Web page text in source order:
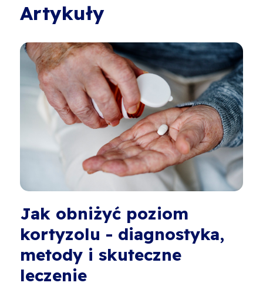
Artykuły
Jak obniżyć poziom
kortyzolu - diagnostyka,
metody i skuteczne
leczenie